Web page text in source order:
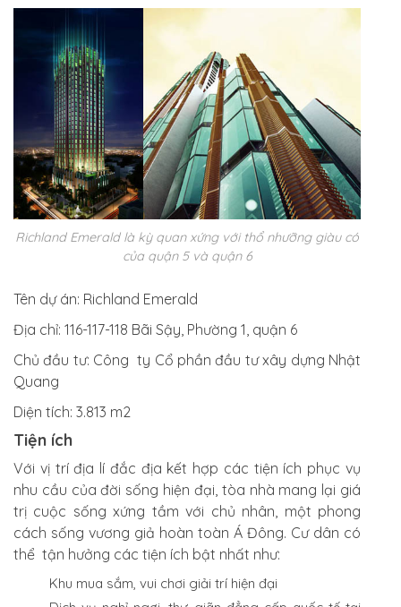
Richland Emerald là kỳ quan xứng với thổ nhưỡng giàu có
của quận 5 và quận 6
Tên dự án: Richland Emerald
Địa chỉ: 116-117-118 Bãi Sậy, Phường 1, quận 6
Chủ đầu tư: Công ty Cổ phần đầu tư xây dựng Nhật
Quang
Diện tích: 3.813 m2
Tiện ích
Với vị trí địa lí đắc địa kết hợp các tiện ích phục vụ
nhu cầu của đời sống hiện đại, tòa nhà mang lại giá
trị cuộc sống xứng tầm với chủ nhân, một phong
cách sống vương giả hoàn toàn Á Đông. Cư dân có
thể tận hưởng các tiện ích bật nhất như:
Khu mua sắm, vui chơi giải trí hiện đại